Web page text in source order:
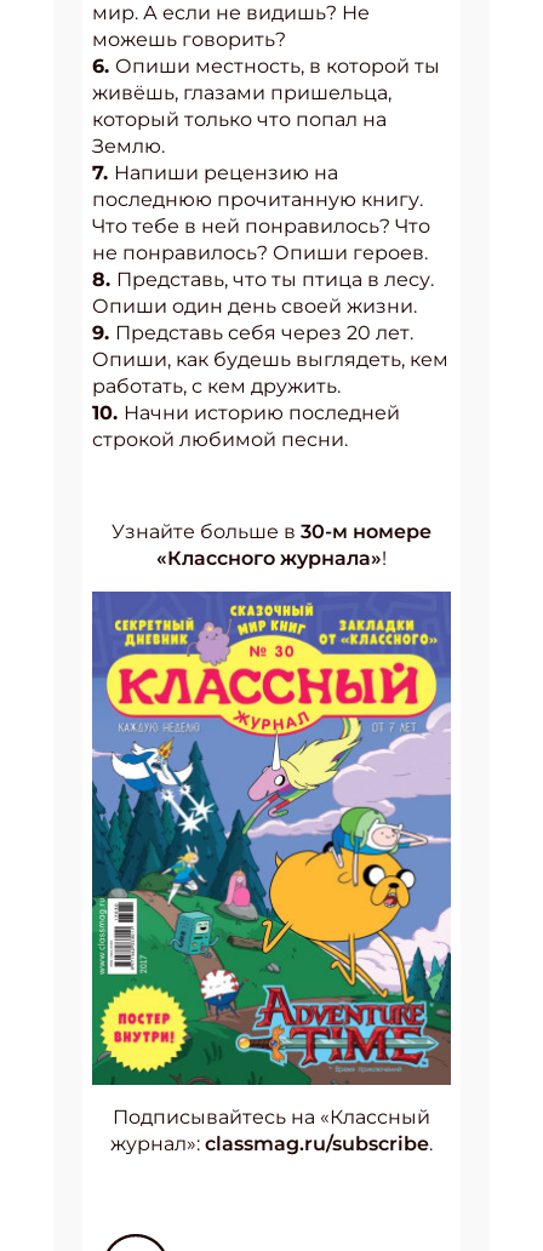
мир. А если не видишь? Не
можешь говорить?
6. Опиши местность, в которой ты
живёшь, глазами пришельца,
который только что попал на
Землю.
7. Напиши рецензию на
последнюю прочитанную книгу.
Что тебе в ней понравилось? Что
не понравилось? Опиши героев.
8. Представь, что ты птица в лесу.
Опиши один день своей жизни.
9. Представь себя через 20 лет.
Опиши, как будешь выглядеть, кем
работать, с кем дружить.
10. Начни историю последней
строкой любимой песни.
Узнайте больше в 30-м номере
«Классного журнала»!
Подписывайтесь на «Классный
журнал»: classmag.ru/subscribe.